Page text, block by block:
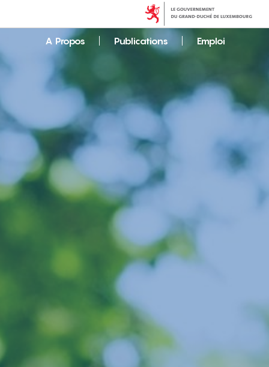
A Propos Publications Emploi